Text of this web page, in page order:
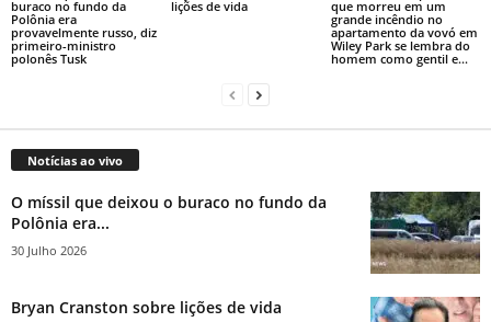
buraco no fundo da
Polônia era
provavelmente russo, diz
primeiro-ministro
polonês Tusk
lições de vida
que morreu em um
grande incêndio no
apartamento da vovó em
Wiley Park se lembra do
homem como gentil e...
Notícias ao vivo
O míssil que deixou o buraco no fundo da
Polônia era...
30 Julho 2026
Bryan Cranston sobre lições de vida